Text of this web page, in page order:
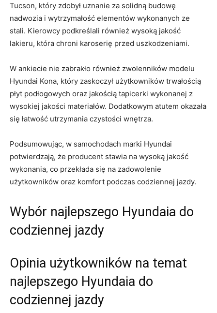
Tucson, który‍ zdobył uznanie za⁣ solidną budowę
nadwozia i wytrzymałość elementów wykonanych ze
stali. Kierowcy podkreślali również wysoką jakość
⁤lakieru, która chroni karoserię przed uszkodzeniami.
W ankiecie nie⁤ zabrakło również zwolenników modelu
Hyundai Kona, który zaskoczył użytkowników trwałością
płyt podłogowych oraz jakością tapicerki wykonanej z
wysokiej jakości materiałów. Dodatkowym atutem okazała
się⁤ łatwość utrzymania czystości wnętrza.
Podsumowując, w samochodach marki ⁢Hyundai
potwierdzają, że producent stawia na wysoką jakość
wykonania, co ⁤przekłada się na⁤ zadowolenie
użytkowników oraz komfort ⁣podczas codziennej jazdy.
Wybór najlepszego Hyundaia do​
codziennej jazdy
Opinia użytkowników na temat
najlepszego Hyundaia‌ do
codziennej jazdy